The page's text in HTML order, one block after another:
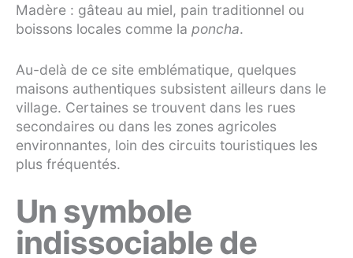
Madère : gâteau au miel, pain traditionnel ou
boissons locales comme la poncha.
Au-delà de ce site emblématique, quelques
maisons authentiques subsistent ailleurs dans le
village. Certaines se trouvent dans les rues
secondaires ou dans les zones agricoles
environnantes, loin des circuits touristiques les
plus fréquentés.
Un symbole
indissociable de